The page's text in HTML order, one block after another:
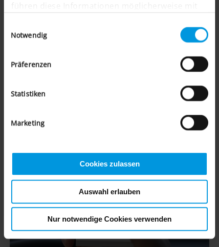
führen diese Informationen möglicherweise mit
bereitgestellt haben oder die sie im Rahmen Ihrer
Nutzung der Dienste gesammelt haben.
Notwendig
Präferenzen
Statistiken
Marketing
Cookies zulassen
Auswahl erlauben
Nur notwendige Cookies verwenden